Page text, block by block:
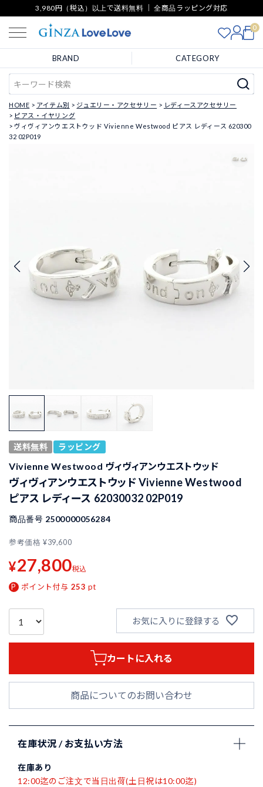
3,980円（税込）以上で送料無料 ｜ 全商品ラッピング対応
0
BRAND CATEGORY
HOME アイテム別 ジュエリー・アクセサリー
レディースアクセサリー
ピアス・イヤリング
ヴィヴィアンウエストウッド Vivienne Westwood ピアス レディース 620300
32 02P019
送料無料 ラッピング
Vivienne Westwood ヴィヴィアンウエストウッド
ヴィヴィアンウエストウッド Vivienne Westwood
ピアス レディース 62030032 02P019
商品番号 2500000056284
参考価格 ¥39,600
¥27,800税込
ポイント付与 253 pt
お気に入りに登録する
カートに入れる
商品についてのお問い合わせ
在庫状況 / お支払い方法
在庫あり
12:00迄のご注文で当日出荷(土日祝は10:00迄)